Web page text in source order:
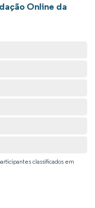
Online da
classificados em